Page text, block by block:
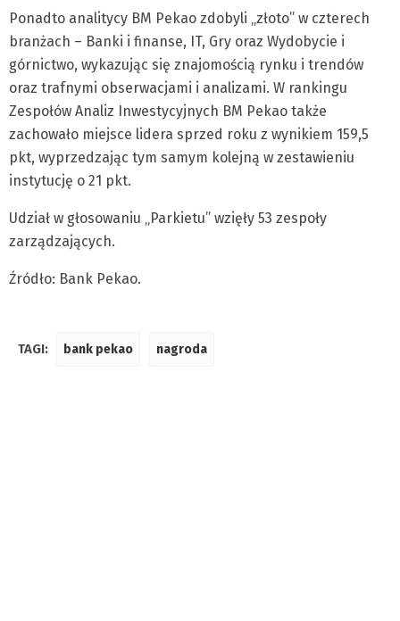
Ponadto analitycy BM Pekao zdobyli „złoto” w czterech
branżach – Banki i finanse, IT, Gry oraz Wydobycie i
górnictwo, wykazując się znajomością rynku i trendów
oraz trafnymi obserwacjami i analizami. W rankingu
Zespołów Analiz Inwestycyjnych BM Pekao także
zachowało miejsce lidera sprzed roku z wynikiem 159,5
pkt, wyprzedzając tym samym kolejną w zestawieniu
instytucję o 21 pkt.
Udział w głosowaniu „Parkietu” wzięły 53 zespoły
zarządzających.
Źródło: Bank Pekao.
TAGI: bank pekao nagroda